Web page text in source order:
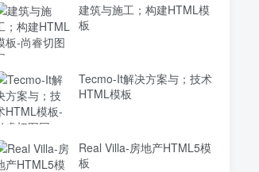
建筑与施工；构建HTML模
板
Tecmo-It解决方案与；技术
HTML模板
Real Villa-房地产HTML5模
板